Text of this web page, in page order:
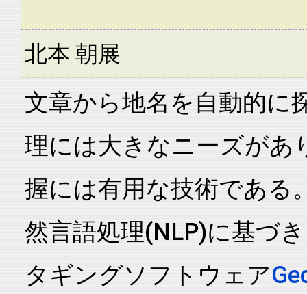
北本 朝展
文章から地名を自動的に
理には大きなニーズがあ
握には有用な技術である
然言語処理(NLP)に基づ
タギングソフトウェア